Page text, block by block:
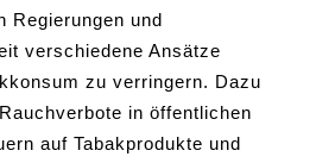
Regierungen und
verschiedene Ansätze
zu verringern. Dazu
in öffentlichen
auf Tabakprodukte und